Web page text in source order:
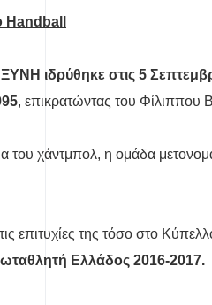
Handball
ιδρύθηκε στις 5
, επικρατώντας του Φίλιππου
χάντμπολ, η ομάδα
επιτυχίες της τόσο στο
Ελλάδος 2016-2017.